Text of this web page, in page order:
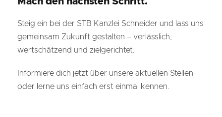
Steig ein bei der STB Kanzlei Schneider und lass uns
gemeinsam Zukunft gestalten – verlässlich,
wertschätzend und zielgerichtet.
Informiere dich jetzt über unsere aktuellen Stellen
oder lerne uns einfach erst einmal kennen.